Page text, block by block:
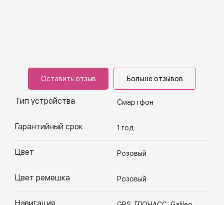
Оставить отзыв Больше отзывов
Тип устройства Смартфон
Гарантийный срок 1 год
Цвет Розовый
Цвет ремешка Розовый